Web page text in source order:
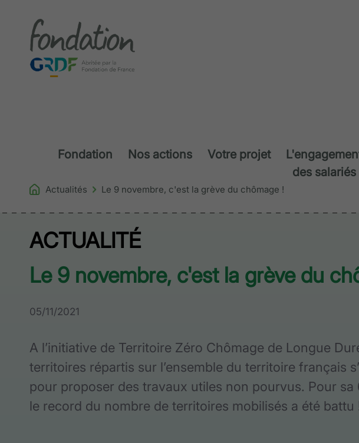
Fondation Nos actions Votre projet
des salariés
Actualités Le 9 novembre, c'est la grève du chômage !
ACTUALITÉ
Le 9 novembre, c'est la grève du
05/11/2021
A l’initiative de Territoire Zéro Chômage de Longue
territoires répartis sur l’ensemble du territoire français
pour proposer des travaux utiles non pourvus. Pour sa
le record du nombre de territoires mobilisés a été battu